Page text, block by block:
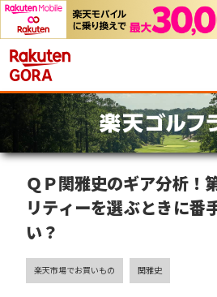
ＱＰ関雅史のギア分析！
リティーを選ぶときに番
い？
楽天市場でお買いもの
関雅史